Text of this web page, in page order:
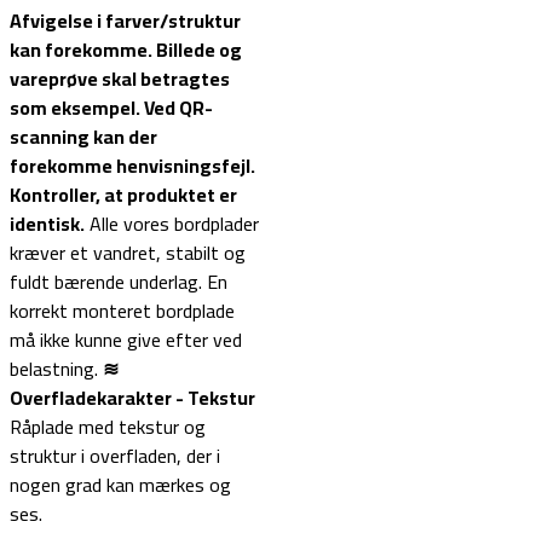
Afvigelse i farver/struktur
kan forekomme. Billede og
vareprøve skal betragtes
som eksempel.Ved QR-
scanning kan der
forekomme henvisningsfejl.
Kontroller, at produktet er
identisk.Alle vores bordplader
kræver et vandret, stabilt og
fuldt bærende underlag. En
korrekt monteret bordplade
må ikke kunne give efter ved
belastning. ≋
Overfladekarakter - Tekstur
Råplade med tekstur og
struktur i overfladen, der i
nogen grad kan mærkes og
ses.